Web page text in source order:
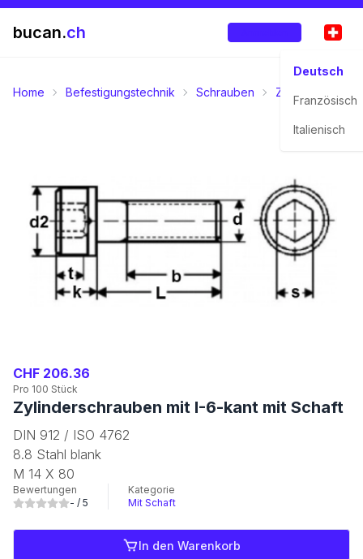
bucan.ch
Deutsch
Französisch
Italienisch
Home Befestigungstechnik Schrauben
CHF 206.36
Pro 100 Stück
Zylinderschrauben mit I-6-kant mit Schaft
DIN 912 / ISO 4762
8.8 Stahl blank
M 14 X 80
Bewertungen
- / 5
Kategorie
Mit Schaft
In den Warenkorb